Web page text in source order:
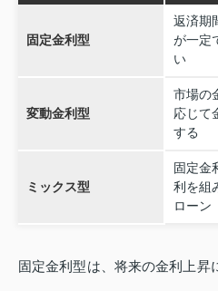
固定金利型
返済期
が一定
い
変動金利型
市場の
応じて
する
ミックス型
固定金
利を組
ローン
固定金利型は、将来の金利上昇